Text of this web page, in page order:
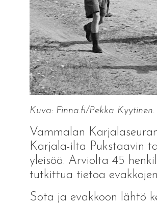
Kuva: Finna.fi/Pekka
Vammalan
Karjala-ilta Pukstaavin
yleisöä. Arviolta 45
tutkittua tietoa
Sota ja evakkoon lähtö